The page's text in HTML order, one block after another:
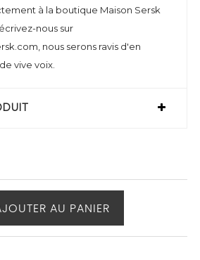
à la boutique Maison Sersk
écrivez-nous sur
nous serons ravis d'en
vive voix.
AU PANIER